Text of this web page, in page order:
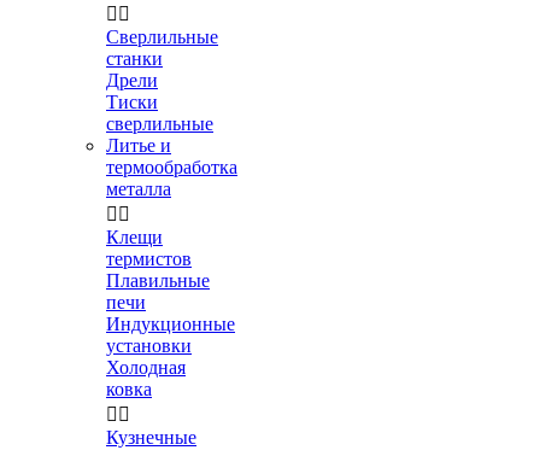
 
Сверлильные
станки
Дрели
Тиски
сверлильные
Литье и
термообработка
металла
 
Клещи
термистов
Плавильные
печи
Индукционные
установки
Холодная
ковка
 
Кузнечные